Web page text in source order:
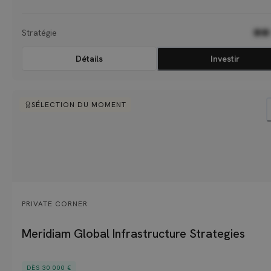
Stratégie
Détails Investir
SÉLECTION DU MOMENT
PRIVATE CORNER
Meridiam Global Infrastructure Strategies
DÈS 30 000 €